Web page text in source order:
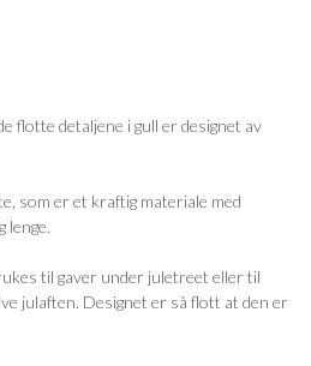
flotte detaljene i gull er designet av
som er et kraftig materiale med
lenge.
til gaver under juletreet eller til
julaften. Designet er så flott at den er